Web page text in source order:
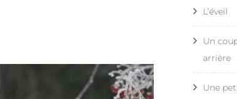
L’éveil
Un
arrière
Une